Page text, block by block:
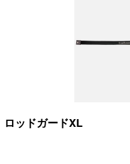
ロッドガードXL